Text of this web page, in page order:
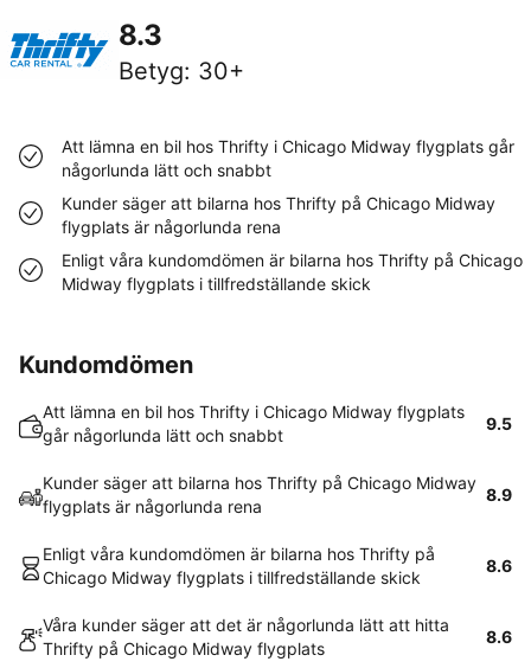
8.3
Betyg: 30+
Att lämna en bil hos Thrifty i Chicago Midway flygplats går
någorlunda lätt och snabbt
Kunder säger att bilarna hos Thrifty på Chicago Midway
flygplats är någorlunda rena
Enligt våra kundomdömen är bilarna hos Thrifty på Chicago
Midway flygplats i tillfredställande skick
Kundomdömen
Att lämna en bil hos Thrifty i Chicago Midway flygplats
går någorlunda lätt och snabbt
9.5
Kunder säger att bilarna hos Thrifty på Chicago Midway
flygplats är någorlunda rena
8.9
Enligt våra kundomdömen är bilarna hos Thrifty på
Chicago Midway flygplats i tillfredställande skick
8.6
Våra kunder säger att det är någorlunda lätt att hitta
Thrifty på Chicago Midway flygplats
8.6